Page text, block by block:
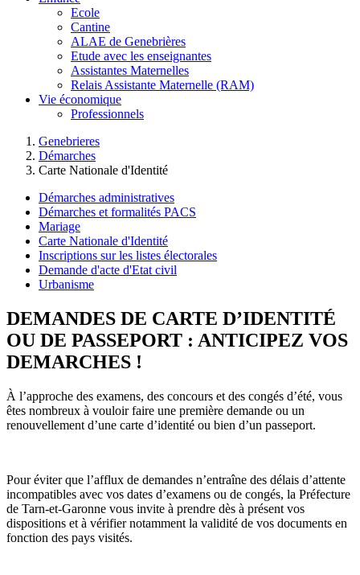
Ecole
Cantine
ALAE de Genebrières
Etude avec les enseignantes
Assistantes Maternelles
Relais Assistante Maternelle (RAM)
Vie économique
Professionnels
Genebrieres
Démarches
Carte Nationale d'Identité
Démarches administratives
Démarches et formalités PACS
Mariage
Carte Nationale d'Identité
Inscriptions sur les listes électorales
Demande d'acte d'Etat civil
Urbanisme
DEMANDES DE CARTE D’IDENTITÉ
OU DE PASSEPORT : ANTICIPEZ VOS
DEMARCHES !
À l’approche des examens, des concours et des congés d’été, vous
êtes nombreux à vouloir faire une première demande ou un
renouvellement d’une carte d’identité ou bien d’un passeport.
Pour éviter que l’afflux de demandes n’entraîne des délais d’attente
incompatibles avec vos dates d’examens ou de congés, la Préfecture
de Tarn-et-Garonne vous invite à prendre dès à présent vos
dispositions et à vérifier notamment la validité de vos documents en
fonction des pays visités.